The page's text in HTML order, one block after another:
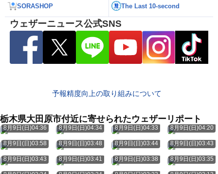
SORASHOP The Last 10-second
ウェザーニュース公式SNS
予報精度向上の取り組みについて
栃木県大田原市付近に寄せられたウェザーリポート
8月9日(日)04:36 8月9日(日)04:34 8月9日(日)04:33 8月9日(日)04:20
8月9日(日)03:58 8月9日(日)03:48 8月9日(日)03:44 8月9日(日)03:43
8月9日(日)03:43 8月9日(日)03:41 8月9日(日)03:38 8月9日(日)03:35